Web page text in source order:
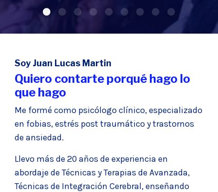
Soy Juan Lucas Martin
Quiero contarte porqué hago lo
que hago
Me formé como psicólogo clínico, especializado
en fobias, estrés post traumático y trastornos
de ansiedad.
Llevo más de 20 años de experiencia en
abordaje de Técnicas y Terapias de Avanzada,
Técnicas de Integración Cerebral, enseñando